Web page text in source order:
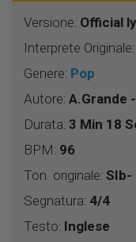
Versione: Official
Interprete Originale:
Genere: Pop
Autore: A.Grande
Durata: 3 Min 18
BPM: 96
Ton. originale: SIb-
Segnatura: 4/4
Testo: Inglese